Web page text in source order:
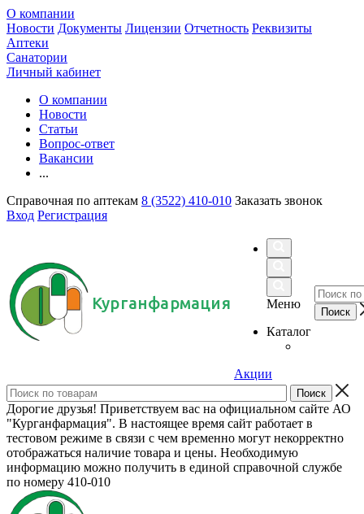
О компании
Новости Документы Лицензии Отчетность Реквизиты
Аптеки
Санатории
Личный кабинет
О компании
Новости
Статьи
Вопрос-ответ
Вакансии
...
Справочная по аптекам 8 (3522) 410-010 Заказать звонок
Вход Регистрация
Курганфармация
Меню
Каталог
Акции
Дорогие друзья! Приветствуем вас на официальном сайте АО
"Курганфармация". В настоящее время сайт работает в
тестовом режиме в связи с чем временно могут некорректно
отображаться наличие товара и цены. Необходимую
информацию можно получить в единой справочной службе
по номеру 410-010